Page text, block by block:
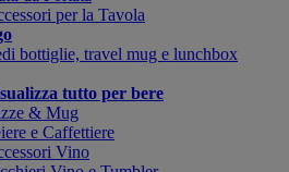
per la Tavola
bottiglie, travel mug e lunchbox
tutto per bere
& Mug
e Caffettiere
Vino